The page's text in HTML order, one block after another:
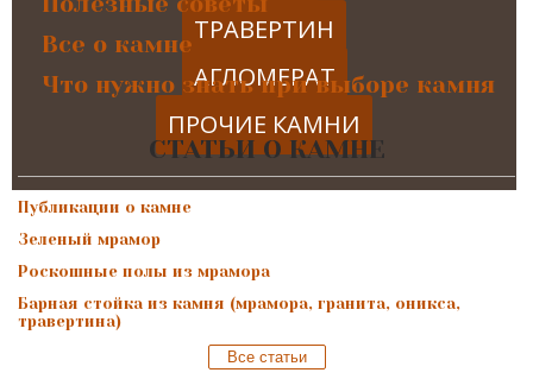
ТРАВЕРТИН
АГЛОМЕРАТ
ПРОЧИЕ КАМНИ
Все о камне
Что нужно знать при выборе камня
СТАТЬИ О КАМНЕ
Публикации о камне
Зеленый мрамор
Роскошные полы из мрамора
Барная стойка из камня (мрамора, гранита, оникса,
травертина)
Все статьи